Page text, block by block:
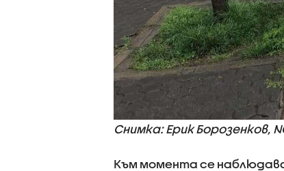
Снимка: Ерик Борозенков,
Към момента се